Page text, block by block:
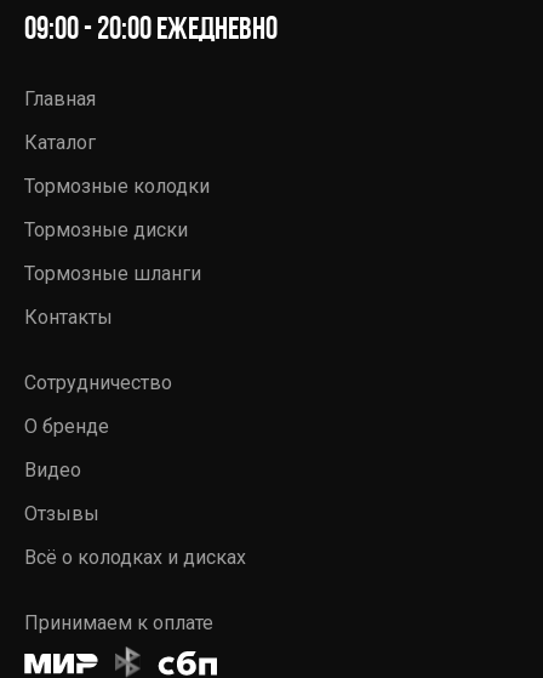
09:00 - 20:00 ежедневно
Главная
Каталог
Тормозные колодки
Тормозные диски
Тормозные шланги
Контакты
Сотрудничество
О бренде
Видео
Отзывы
Всё о колодках и дисках
Принимаем к оплате